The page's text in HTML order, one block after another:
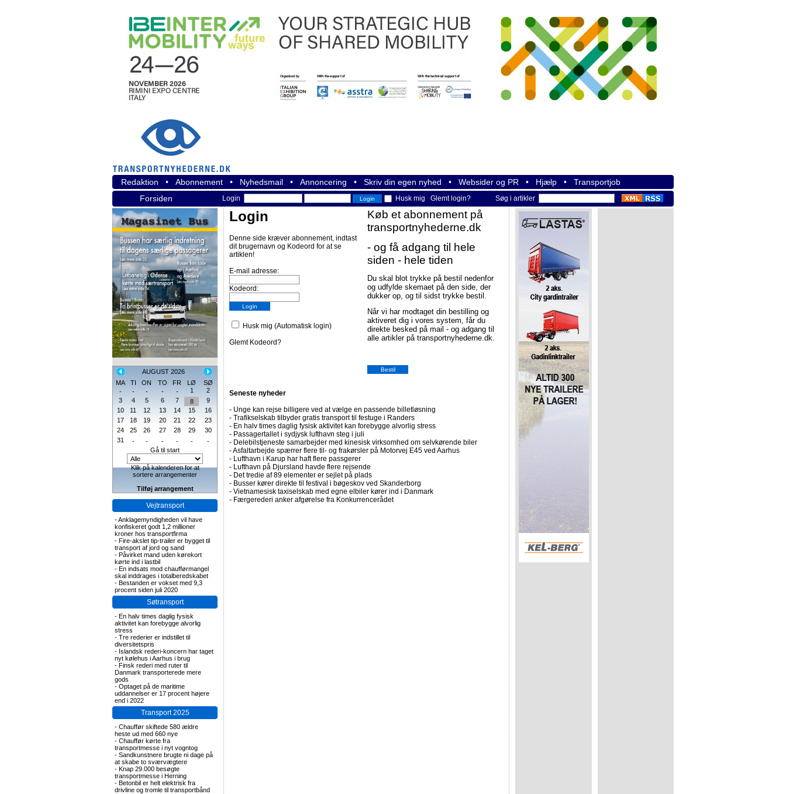
Redaktion • Abonnement • Nyhedsmail • Annoncering • Skriv din egen nyhed • Websider og PR • Hjælp • Transportjob
Forsiden
Login Husk mig Glemt login? Søg i artikler
AUGUST 2026
MA
TI ON TO FR LØ
SØ
-
- - - - 1
2
3
4 5 6 7 8
9
10
11 12 13 14 15
16
17
18 19 20 21 22
23
24
25 26 27 28 29
30
31
- - - - -
-
Gå til start
Klik på kalenderen for at
sortere arrangementer
Tilføj arrangement
Vejtransport
-Anklagemyndigheden vil have
konfiskeret godt 1,2 millioner
kroner hos transportfirma
- Fire-akslet tip-trailer er bygget til
transport af jord og sand
- Påvirket mand uden kørekort
kørte ind i lastbil
- En indsats mod chaufførmangel
skal inddrages i totalberedskabet
- Bestanden er vokset med 9,3
procent siden juli 2020
Søtransport
- En halv times daglig fysisk
aktivitet kan forebygge alvorlig
stress
- Tre rederier er indstillet til
diversitetspris
- Islandsk rederi-koncern har taget
nyt kølehus i Aarhus i brug
- Finsk rederi med ruter til
Danmark transporterede mere
gods
- Optaget på de maritime
uddannelser er 17 procent højere
end i 2022
Transport 2025
- Chauffør skiftede 580 ældre
heste ud med 660 nye
- Chauffør kørte fra
transportmesse i nyt vogntog
- Sandkunstnere brugte ni dage på
at skabe to sværvægtere
- Knap 29.000 besøgte
transportmesse i Herning
- Betonbil er helt elektrisk fra
drivline og tromle til transportbånd
Login
Denne side kræver abonnement, indtast
dit brugernavn og Kodeord for at se
artiklen!
E-mail adresse:
Kodeord:
Husk mig (Automatisk login)
Glemt Kodeord?
Køb et abonnement på
transportnyhederne.dk
- og få adgang til hele
siden - hele tiden
Du skal blot trykke på bestil nedenfor
og udfylde skemaet på den side, der
dukker op, og til sidst trykke bestil.
Når vi har modtaget din bestilling og
aktiveret dig i vores system, får du
direkte besked på mail - og adgang til
alle artikler på transportnyhederne.dk.
Seneste nyheder
- Unge kan rejse billigere ved at vælge en passende billetløsning
- Trafikselskab tilbyder gratis transport til festuge i Randers
- En halv times daglig fysisk aktivitet kan forebygge alvorlig stress
- Passagertallet i sydjysk lufthavn steg i juli
- Delebilstjeneste samarbejder med kinesisk virksomhed om selvkørende biler
-Asfaltarbejde spærrer flere til- og frakørsler på Motorvej E45 ved Aarhus
- Lufthavn i Karup har haft flere passgerer
- Lufthavn på Djursland havde flere rejsende
- Det tredie af 89 elementer er sejlet på plads
- Busser kører direkte til festival i bøgeskov ved Skanderborg
- Vietnamesisk taxiselskab med egne elbiler kører ind i Danmark
- Færgerederi anker afgørelse fra Konkurrencerådet